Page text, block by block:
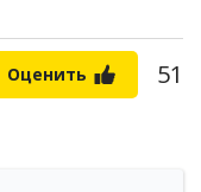
Оценить 51